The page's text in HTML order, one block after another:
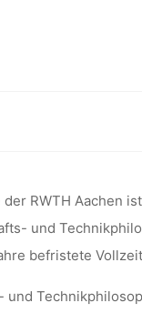
mit Schwerpunkt
RWTH Aachen
und
befristete